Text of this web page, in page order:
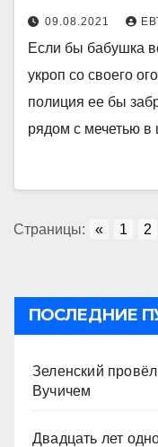
09.08.2021
Если бы бабушка
укроп со своего
полиция ее бы
рядом с мечетью в
Страницы: « 1 2
ПОСЛЕДНИЕ
Зеленский
Вучичем
Двадцать лет